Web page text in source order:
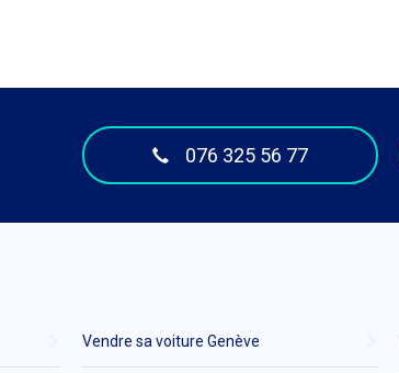
076 325 56 77
Vendre sa voiture Genève